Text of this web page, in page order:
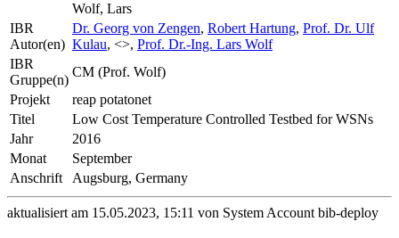
Wolf, Lars
IBR
Autor(en)
Dr. Georg von Zengen, Robert Hartung, Prof. Dr. Ulf
Kulau, <>, Prof. Dr.-Ing. Lars Wolf
IBR
Gruppe(n)
CM (Prof. Wolf)
Projekt
reap potatonet
Titel
Low Cost Temperature Controlled Testbed for WSNs
Jahr
2016
Monat
September
Anschrift
Augsburg, Germany
aktualisiert am 15.05.2023, 15:11 von System Account bib-deploy